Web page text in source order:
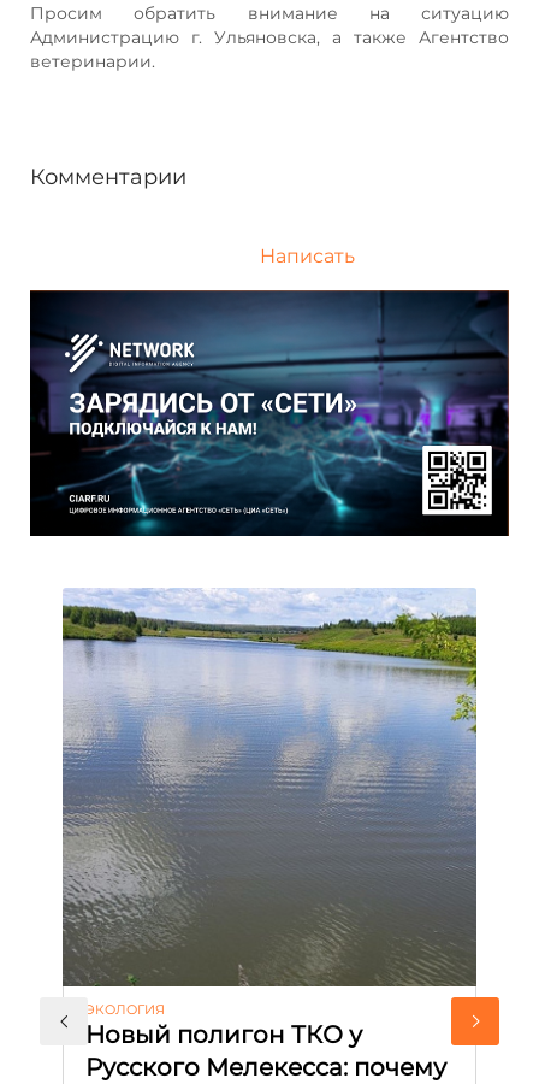
Просим обратить внимание на ситуацию
Администрацию г. Ульяновска, а также Агентство
ветеринарии.
Комментарии
Написать
ЭКОЛОГИЯ
Новый полигон ТКО у
Русского Мелекесса: почему